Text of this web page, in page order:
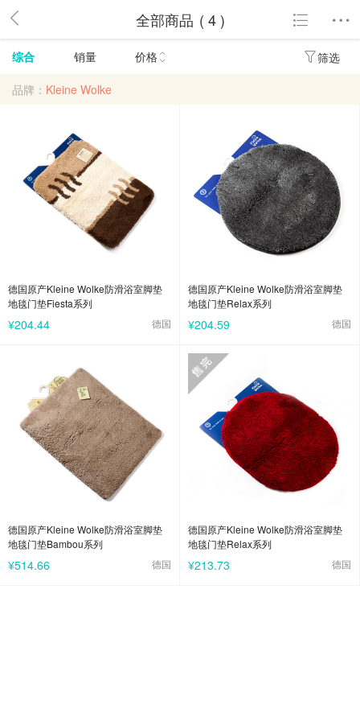
全部商品 ( 4 )
综合 销量 价格 筛选
品牌： Kleine Wolke
德国原产Kleine Wolke防滑浴室脚垫
地毯门垫Fiesta系列
¥204.44 德国
德国原产Kleine Wolke防滑浴室脚垫
地毯门垫Relax系列
¥204.59 德国
德国原产Kleine Wolke防滑浴室脚垫
地毯门垫Bambou系列
¥514.66 德国
德国原产Kleine Wolke防滑浴室脚垫
地毯门垫Relax系列
¥213.73 德国